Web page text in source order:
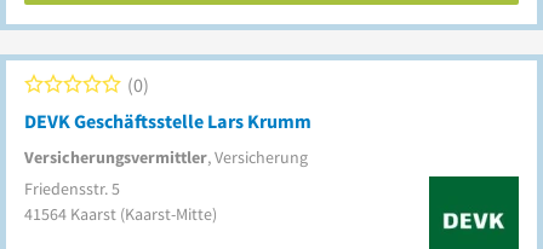
DEVK Geschäftsstelle Lars Krumm
Versicherungsvermittler, Versicherung
0
Friedensstr. 5
41564 Kaarst (Kaarst-Mitte)